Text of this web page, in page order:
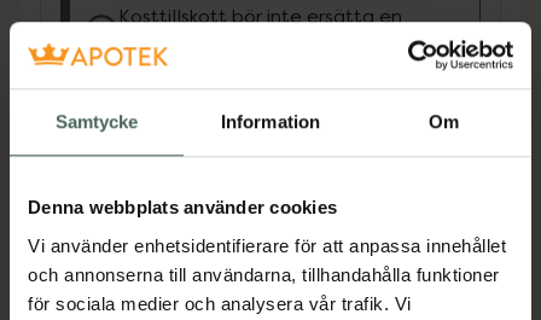
Samtycke Information Om
Denna webbplats använder cookies
Vi använder enhetsidentifierare för att anpassa innehållet
och annonserna till användarna, tillhandahålla funktioner
för sociala medier och analysera vår trafik. Vi
Kosttillskott bör inte ersätta en
varierad kost och en hälsosam
livsstil. Förvaras utom räckhåll för
Jämförpris 17,27 kr/ml
EAN:05033290986155
Kategorier: